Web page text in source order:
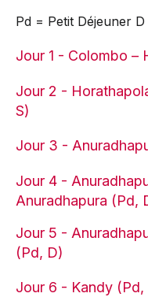
Pd = Petit Déjeuner
Jour 1 - Colombo –
Jour 2 -
S)
Jour 3 -
Jour 4 -
Anuradhapura (Pd,
Jour 5 -
(Pd, D)
Jour 6 - Kandy (Pd,